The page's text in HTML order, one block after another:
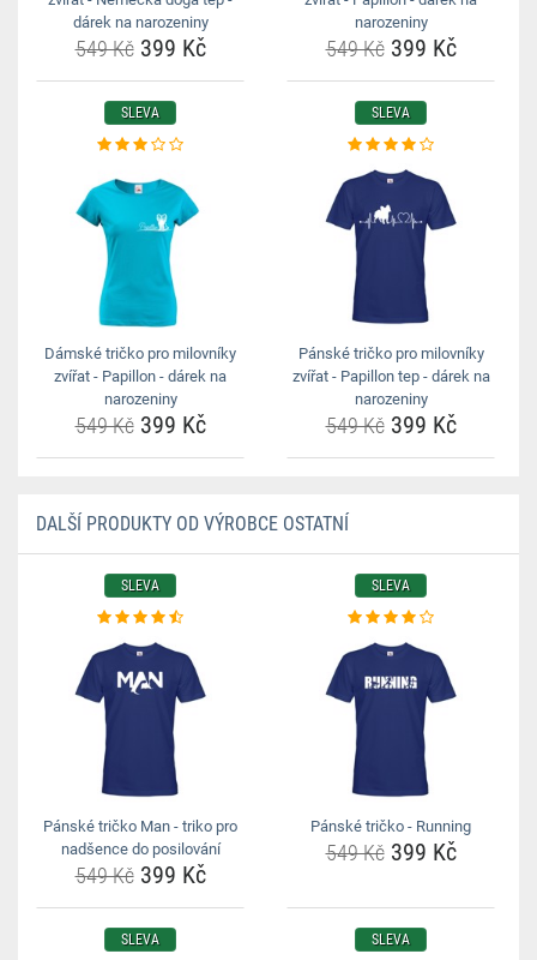
dárek na narozeniny
549 Kč399 Kč
narozeniny
549 Kč399 Kč
SLEVA
Dámské tričko pro milovníky
zvířat - Papillon - dárek na
narozeniny
549 Kč399 Kč
SLEVA
Pánské tričko pro milovníky
zvířat - Papillon tep - dárek na
narozeniny
549 Kč399 Kč
DALŠÍ PRODUKTY OD VÝROBCE OSTATNÍ
SLEVA
Pánské tričko Man - triko pro
nadšence do posilování
549 Kč399 Kč
SLEVA
Pánské tričko - Running
549 Kč399 Kč
SLEVA SLEVA